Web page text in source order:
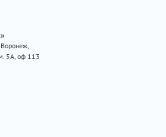
5А, оф 113